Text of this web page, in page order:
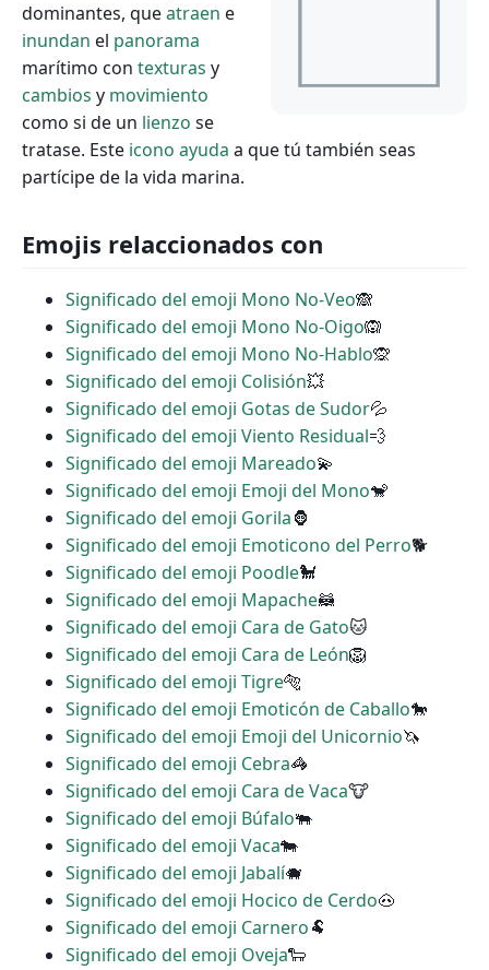
dominantes, queatraen e
inundan el panorama
marítimo con texturas y
cambios y movimiento
como si de un lienzo se
tratase. Este icono ayuda a que tú también seas
partícipe de la vida marina.
Emojis relaccionados con
Significado del emoji Mono No-Veo🙈
Significado del emoji Mono No-Oigo🙉
Significado del emoji Mono No-Hablo🙊
Significado del emoji Colisión💥
Significado del emoji Gotas de Sudor💦
Significado del emoji Viento Residual💨
Significado del emoji Mareado💫
Significado del emoji Emoji del Mono🐒
Significado del emoji Gorila🦍
Significado del emoji Emoticono del Perro🐕
Significado del emoji Poodle🐩
Significado del emoji Mapache🦝
Significado del emoji Cara de Gato🐱
Significado del emoji Cara de León🦁
Significado del emoji Tigre🐅
Significado del emoji Emoticón de Caballo🐎
Significado del emoji Emoji del Unicornio🦄
Significado del emoji Cebra🦓
Significado del emoji Cara de Vaca🐮
Significado del emoji Búfalo🐃
Significado del emoji Vaca🐄
Significado del emoji Jabalí🐗
Significado del emoji Hocico de Cerdo🐽
Significado del emoji Carnero🐏
Significado del emoji Oveja🐑